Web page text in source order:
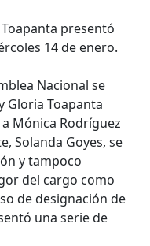
presentó
14 de enero.
Nacional se
Gloria Toapanta
Mónica Rodríguez
Solanda Goyes, se
y tampoco
del cargo como
de designación de
una serie de